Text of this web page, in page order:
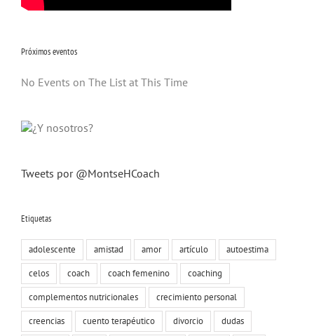
Próximos eventos
No Events on The List at This Time
Tweets por @MontseHCoach
Etiquetas
adolescente amistad amor artículo
autoestima
celos
coach coach femenino
coaching
complementos nutricionales
crecimiento personal
creencias
cuento terapéutico divorcio
dudas